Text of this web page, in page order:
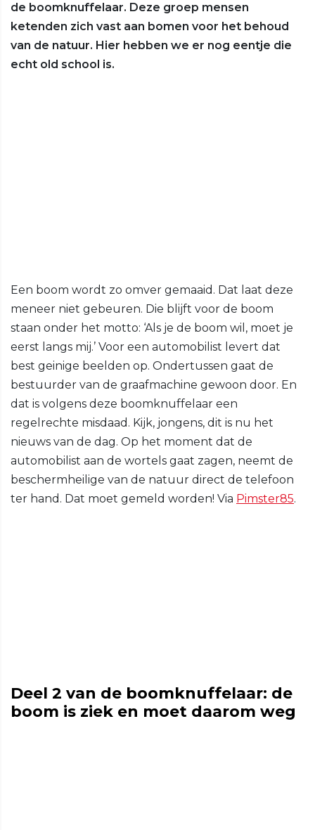
de boomknuffelaar. Deze groep mensen
ketenden zich vast aan bomen voor het behoud
van de natuur. Hier hebben we er nog eentje die
echt old school is.
Een boom wordt zo omver gemaaid. Dat laat deze
meneer niet gebeuren. Die blijft voor de boom
staan onder het motto: ‘Als je de boom wil, moet je
eerst langs mij.’ Voor een automobilist levert dat
best geinige beelden op. Ondertussen gaat de
bestuurder van de graafmachine gewoon door. En
dat is volgens deze boomknuffelaar een
regelrechte misdaad. Kijk, jongens, dit is nu het
nieuws van de dag. Op het moment dat de
automobilist aan de wortels gaat zagen, neemt de
beschermheilige van de natuur direct de telefoon
ter hand. Dat moet gemeld worden! Via Pimster85.
Deel 2 van de boomknuffelaar: de
boom is ziek en moet daarom weg